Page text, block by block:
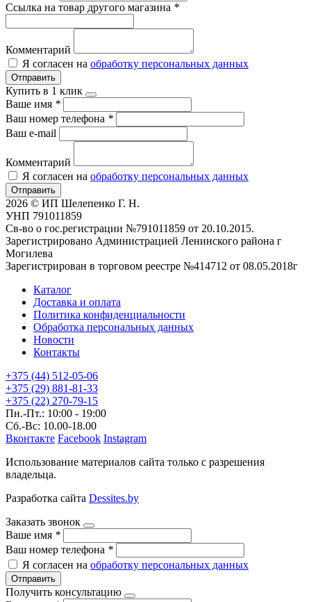
Ссылка на товар другого магазина *
Комментарий
Я согласен на обработку персональных данных
Отправить
Купить в 1 клик
Ваше имя *
Ваш номер телефона *
Ваш e-mail
Комментарий
Я согласен на обработку персональных данных
Отправить
2026 © ИП Шелепенко Г. Н.
УНП 791011859
Св-во о гос.регистрации №791011859 от 20.10.2015.
Зарегистрировано Администрацией Ленинского района г
Могилева
Зарегистрирован в торговом реестре №414712 от 08.05.2018г
Каталог
Доставка и оплата
Политика конфиденциальности
Обработка персональных данных
Новости
Контакты
+375 (44) 512-05-06
+375 (29) 881-81-33
+375 (22) 270-79-15
Пн.-Пт.: 10:00 - 19:00
Сб.-Вс: 10.00-18.00
Вконтакте Facebook Instagram
Использование материалов сайта только с разрешения
владельца.
Разработка сайта Dessites.by
Заказать звонок
Ваше имя *
Ваш номер телефона *
Я согласен на обработку персональных данных
Отправить
Получить консультацию